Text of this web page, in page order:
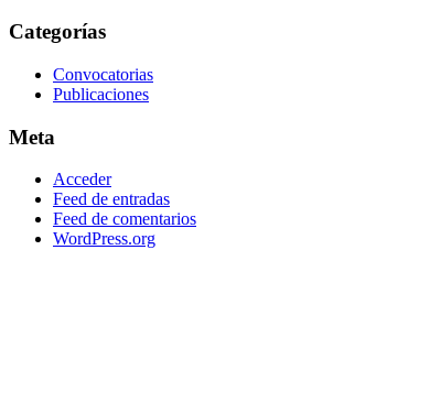
Categorías
Convocatorias
Publicaciones
Meta
Acceder
Feed de entradas
Feed de comentarios
WordPress.org